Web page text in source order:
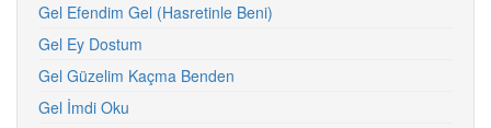
Gel Efendim Gel (Hasretinle Beni)
Gel Ey Dostum
Gel Güzelim Kaçma Benden
Gel İmdi Oku